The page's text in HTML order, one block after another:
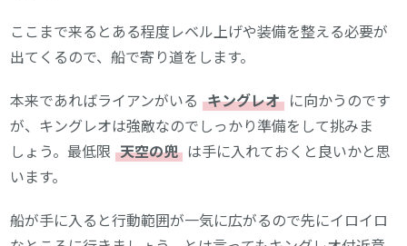
ここまで来るとある程度レベル上げや装備を整える必要が
出てくるので、船で寄り道をします。
本来であればライアンがいる キングレオ に向かうのです
が、キングレオは強敵なのでしっかり準備をして挑みま
しょう。最低限 天空の兜 は手に入れておくと良いかと思
います。
船が手に入ると行動範囲が一気に広がるので先にイロイロ